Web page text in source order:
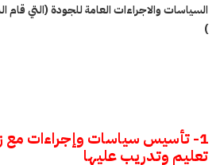
السياسات والاجراءات العامة للجودة (التي قام
)
1- تأسيس سياسات وإجراءات مع
تعليم وتدريب عليها